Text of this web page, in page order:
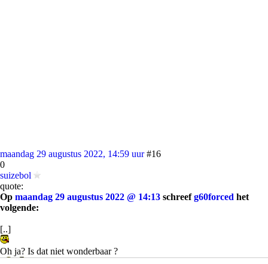
maandag 29 augustus 2022, 14:59 uur #16
0
suizebol
quote:
Op maandag 29 augustus 2022 @ 14:13 schreefg60forced het
volgende:
[..]
Oh ja? Is dat niet wonderbaar ?